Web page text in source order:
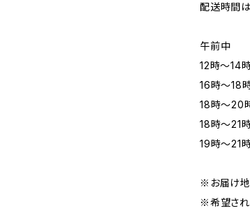
配送時間
午前中
12時〜14
16時〜18
18時〜20
18時〜21
19時〜21
※お届け地
※希望され